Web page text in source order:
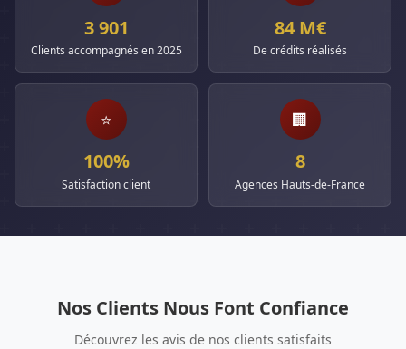
3 901
Clients accompagnés en 2025
84 M€
De crédits réalisés
⭐
100%
Satisfaction client
🏢
8
Agences Hauts-de-France
Nos Clients Nous Font Confiance
Découvrez les avis de nos clients satisfaits